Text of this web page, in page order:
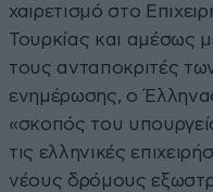
χαιρετισμό στο
Τουρκίας και αμέσως
τους ανταποκριτές
ενημέρωσης, ο
«σκοπός του
τις ελληνικές
νέους δρόμους